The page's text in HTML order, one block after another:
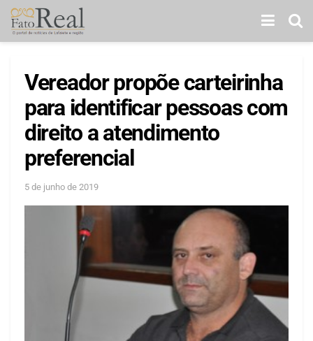
Vereador propõe carteirinha
para identificar pessoas com
direito a atendimento
preferencial
5 de junho de 2019